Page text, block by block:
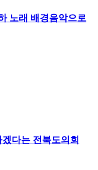
노래 배경음악으로
다는 전북도의회